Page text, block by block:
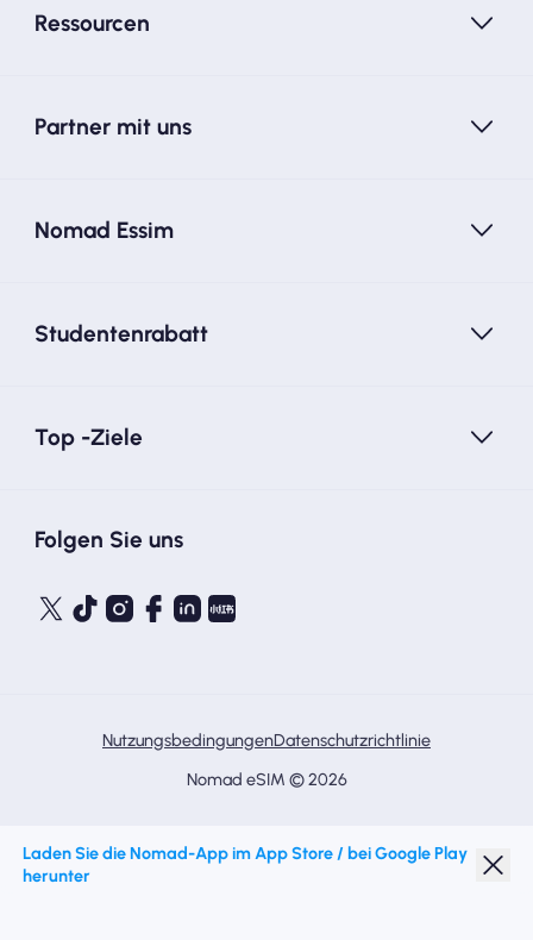
Ressourcen
Partner mit uns
Nomad Essim
Studentenrabatt
Top -Ziele
Folgen Sie uns
NutzungsbedingungenDatenschutzrichtlinie
Nomad eSIM © 2026
Laden Sie die Nomad-App im App Store / bei Google Play
herunter